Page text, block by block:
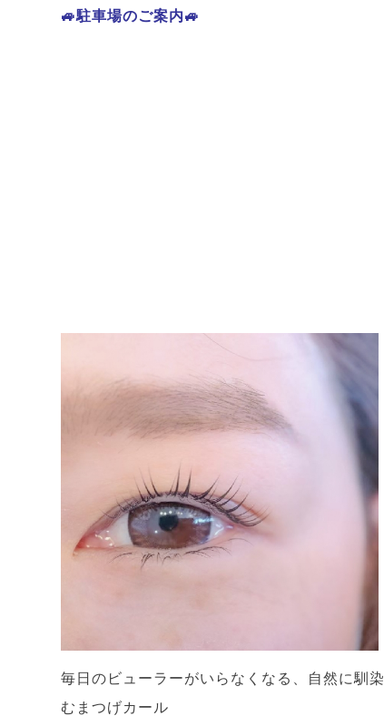
🚙駐車場のご案内🚙
毎日のビューラーがいらなくなる、自然に馴染
むまつげカール